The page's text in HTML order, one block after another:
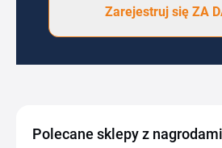
Zarejestruj się ZA
Polecane sklepy z nagrodami